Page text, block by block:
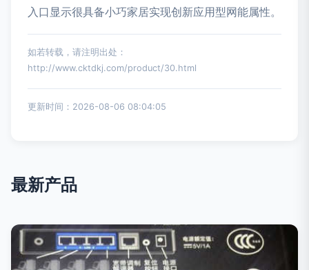
入口显示很具备小巧家居实现创新应用型网能属性。
如若转载，请注明出处：
http://www.cktdkj.com/product/30.html
更新时间：2026-08-06 08:04:05
最新产品